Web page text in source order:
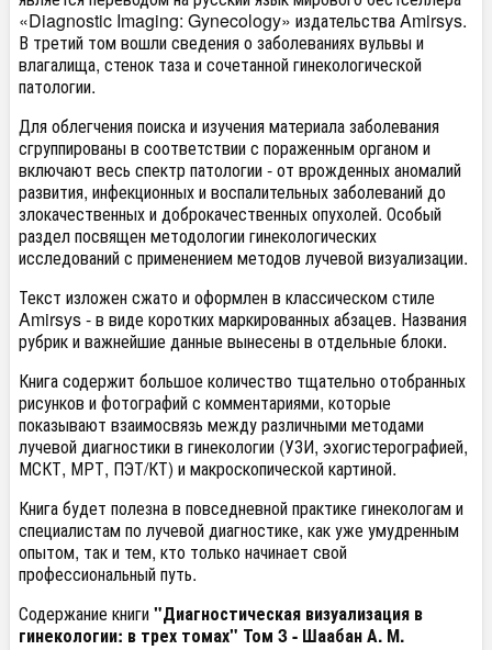
«Diagnostic Imaging: Gynecology» издательства Amirsys.
В третий том вошли сведения о заболеваниях вульвы и
влагалища, стенок таза и сочетанной гинекологической
патологии.
Для облегчения поиска и изучения материала заболевания
сгруппированы в соответствии с пораженным органом и
включают весь спектр патологии - от врожденных аномалий
развития, инфекционных и воспалительных заболеваний до
злокачественных и доброкачественных опухолей. Особый
раздел посвящен методологии гинекологических
исследований с применением методов лучевой визуализации.
Текст изложен сжато и оформлен в классическом стиле
Amirsys - в виде коротких маркированных абзацев. Названия
рубрик и важнейшие данные вынесены в отдельные блоки.
Книга содержит большое количество тщательно отобранных
рисунков и фотографий с комментариями, которые
показывают взаимосвязь между различными методами
лучевой диагностики в гинекологии (УЗИ, эхогистерографией,
МСКТ, МРТ, ПЭТ/КТ) и макроскопической картиной.
Книга будет полезна в повседневной практике гинекологам и
специалистам по лучевой диагностике, как уже умудренным
опытом, так и тем, кто только начинает свой
профессиональный путь.
Содержание книги"Диагностическая визуализация в
гинекологии: в трех томах" Том 3 - Шаабан А. М.